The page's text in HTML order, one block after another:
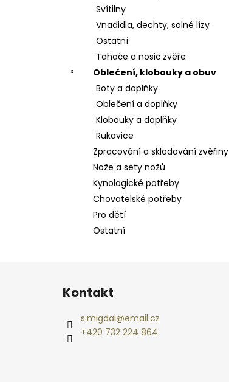
Svítilny
Vnadidla, dechty, solné lízy
Ostatní
Tahače a nosič zvěře
Oblečení, klobouky a obuv
Boty a doplňky
Oblečení a doplňky
Klobouky a doplňky
Rukavice
Zpracování a skladování zvěřiny
Nože a sety nožů
Kynologické potřeby
Chovatelské potřeby
Pro dětí
Ostatní
Z
Kontakt
s.migdal@email.cz
+420 732 224 864